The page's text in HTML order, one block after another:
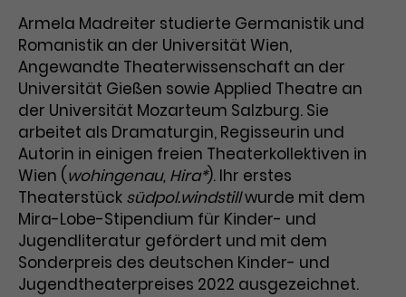
Name _gid
Anbieter Google Analytics
Laufzeit 1 Tag
Dieses Cookie wird von Google
Analytics installiert. Das Cookie
wird verwendet, um Informationen
darüber zu speichern, wie
Besucher*innen eine Website
Zweck
die Effizienz von Werbeanzeigen zu
messen und Conversions zu
speichern. Dieses Cookie hilft dabei
nachzuvollziehen, ob Nutzer über
Google-Anzeigen auf unsere
Website gelangt sind.
Name _gcl_aw
Anbieter Google Ads
Laufzeit 3 Monate
Armela Madreiter studierte Germanistik und
Romanistik an der Universität Wien,
Angewandte Theaterwissenschaft an der
Universität Gießen sowie Applied Theatre an
der Universität Mozarteum Salzburg. Sie
arbeitet als Dramaturgin, Regisseurin und
Autorin in einigen freien Theaterkollektiven in
Wien (wohingenau, Hira*). Ihr erstes
Theaterstück südpol.windstillwurde mit dem
Mira-Lobe-Stipendium für Kinder- und
Jugendliteratur gefördert und mit dem
Sonderpreis des deutschen Kinder- und
Jugendtheaterpreises 2022 ausgezeichnet.